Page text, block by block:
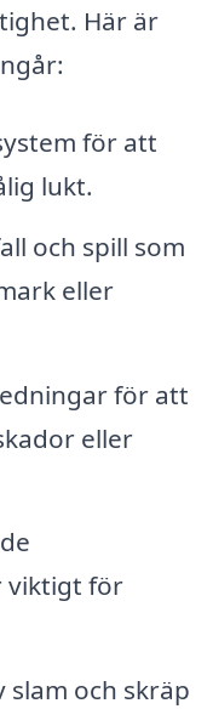
Här är
för att
lukt.
och spill som
eller
för att
eller
viktigt för
och skräp